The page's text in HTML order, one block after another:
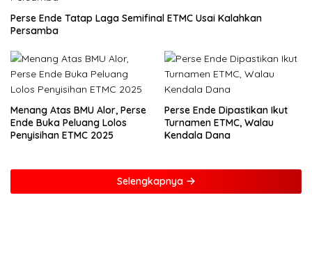
Perse Ende Tatap Laga Semifinal ETMC Usai Kalahkan
Persamba
Menang Atas BMU Alor, Perse
Ende Buka Peluang Lolos
Penyisihan ETMC 2025
Perse Ende Dipastikan Ikut
Turnamen ETMC, Walau
Kendala Dana
Selengkapnya